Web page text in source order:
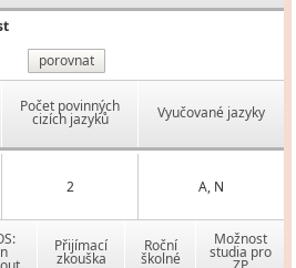
porovnat
Počet povinných
cizích jazyků Vyučované jazyky
2 A, N
Přijímací
zkouška
Roční
školné
Možnost
studia pro